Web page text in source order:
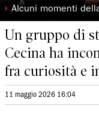
◗ Alcuni momenti
Un gruppo di
Cecina ha
fra curiosità e
11 maggio 2026 16:04